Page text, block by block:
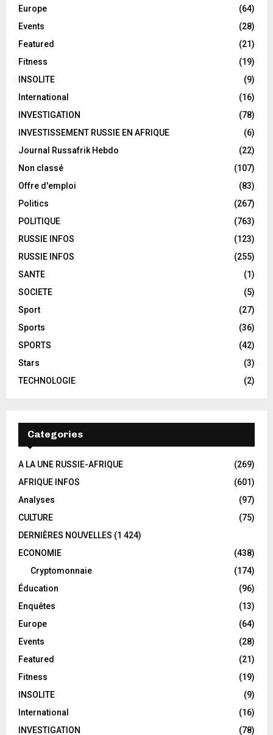
Europe
(64)
Events
(28)
Featured
(21)
Fitness
(19)
INSOLITE
(9)
International
(16)
INVESTIGATION
(78)
INVESTISSEMENT RUSSIE EN AFRIQUE
(6)
Journal Russafrik Hebdo
(22)
Non classé
(107)
Offre d'emploi
(83)
Politics
(267)
POLITIQUE
(763)
RUSSIE INFOS
(123)
RUSSIE INFOS
(255)
SANTE
(1)
SOCIETE
(5)
Sport
(27)
Sports
(36)
SPORTS
(42)
Stars
(3)
TECHNOLOGIE
(2)
Categories
A LA UNE RUSSIE-AFRIQUE
(269)
AFRIQUE INFOS
(601)
Analyses
(97)
CULTURE
(75)
DERNIÈRES NOUVELLES (1 424)
ECONOMIE
(438)
Cryptomonnaie
(174)
Éducation
(96)
Enquêtes
(13)
Europe
(64)
Events
(28)
Featured
(21)
Fitness
(19)
INSOLITE
(9)
International
(16)
INVESTIGATION
(78)